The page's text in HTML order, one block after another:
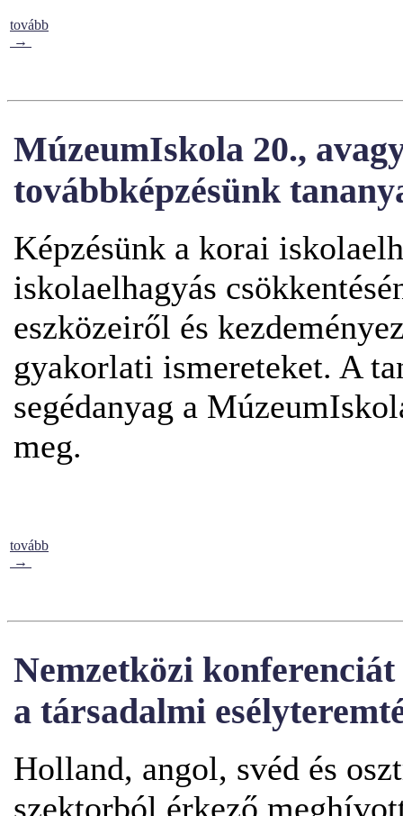
tovább
→
MúzeumIskola 20.,
továbbképzésünk
Képzésünk a korai
iskolaelhagyás
eszközeiről és
gyakorlati ismereteket. A
segédanyag a
meg.
tovább
→
Nemzetközi
a társadalmi
Holland, angol, svéd és
szektorból érkező